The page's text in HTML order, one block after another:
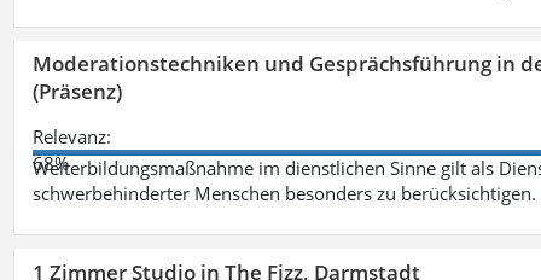
Moderationstechniken und Gesprächsführung in
(Präsenz)
Relevanz:
68%
Weiterbildungsmaßnahme im dienstlichen Sinne gilt als
schwerbehinderter Menschen besonders zu berücksichtigen.
1 Zimmer Studio in The Fizz, Darmstadt